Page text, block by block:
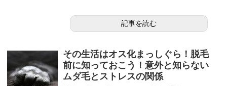
記事を読む
その生活はオス化まっしぐら！脱毛
前に知っておこう！意外と知らない
ムダ毛とストレスの関係